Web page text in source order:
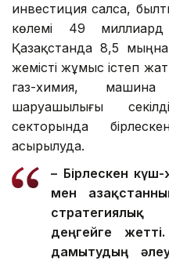
инвестиция салса,
көлемі 49 миллиард
Қазақстанда 8,5
жемісті жұмыс істеп
газ-химия,
шаруашылығы
секторында
асырылуда.
– Бірлескен күш-
мен
стратегиялық
деңгейге
дамытудың